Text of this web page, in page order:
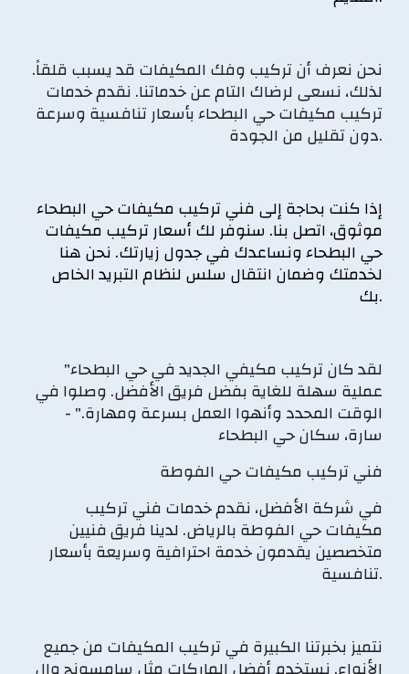
نحن نعرف أن تركيب وفك المكيفات قد يسبب قلقاً.
لذلك، نسعى لرضاك التام عن خدماتنا. نقدم خدمات
تركيب مكيفات حي البطحاء بأسعار تنافسية وسرعة
دون تقليل من الجودة.
إذا كنت بحاجة إلىفني تركيب مكيفات حي البطحاء
موثوق، اتصل بنا. سنوفر لك أسعار تركيب مكيفات
حي البطحاء ونساعدك في جدول زيارتك. نحن هنا
لخدمتك وضمان انتقال سلس لنظام التبريد الخاص
بك.
"لقد كان تركيب مكيفي الجديد في حي البطحاء
عملية سهلة للغاية بفضل فريق الأفضل. وصلوا في
الوقت المحدد وأنهوا العمل بسرعة ومهارة." -
سارة، سكان حي البطحاء
فني تركيب مكيفات حي الفوطة
في شركة الأفضل، نقدم خدمات فني تركيب
مكيفات حي الفوطة بالرياض. لدينا فريق فنيين
متخصصين يقدمون خدمة احترافية وسريعة بأسعار
تنافسية.
نتميز بخبرتنا الكبيرة في تركيب المكيفات من جميع